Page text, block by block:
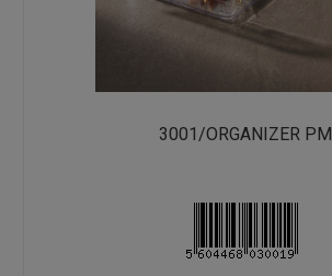
3001/ORGANIZER PM